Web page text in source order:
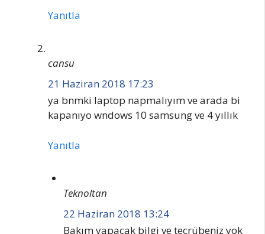
Yanıtla
cansu
21 Haziran 2018 17:23
ya bnmki laptop napmalıyım ve arada bi
kapanıyo wndows 10 samsung ve 4 yıllık
Yanıtla
Teknoltan
22 Haziran 2018 13:24
Bakım yapacak bilgi ve tecrübeniz yok